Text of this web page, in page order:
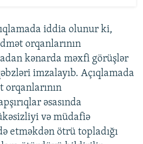
iddia olunur ki,
orqanlarının
kənarda məxfi görüşlər
imzalayıb. Açıqlamada
əsasında
və müdafiə
etməkdən ötrü topladığı